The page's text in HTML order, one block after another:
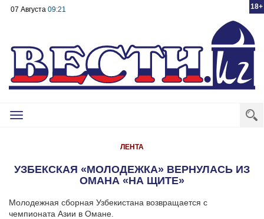
18+
07 Августа 09:21
Toggle
ЛЕНТА
УЗБЕКСКАЯ «МОЛОДЕЖКА» ВЕРНУЛАСЬ ИЗ
ОМАНА «НА ЩИТЕ»
Молодежная сборная Узбекистана возвращается с
чемпионата Азии в Омане.